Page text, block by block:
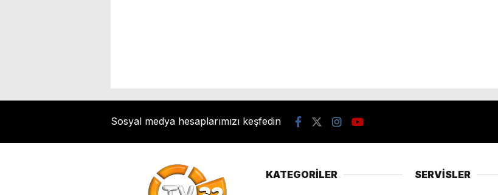
Sosyal medya hesaplarımızı keşfedin
KATEGORİLER SERVİSLER